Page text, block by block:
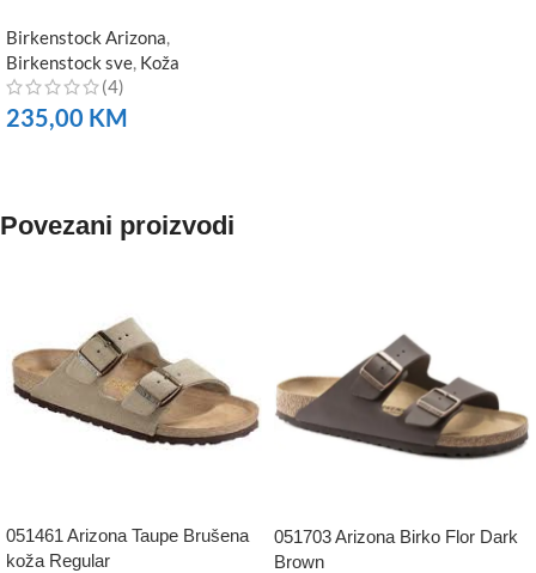
Birkenstock Arizona
Birkenstock sve Koža
(4)
235,00 KM
Povezani proizvodi
051461 Arizona Taupe Brušena
koža Regular
051703 Arizona Birko Flor Dark
Brown